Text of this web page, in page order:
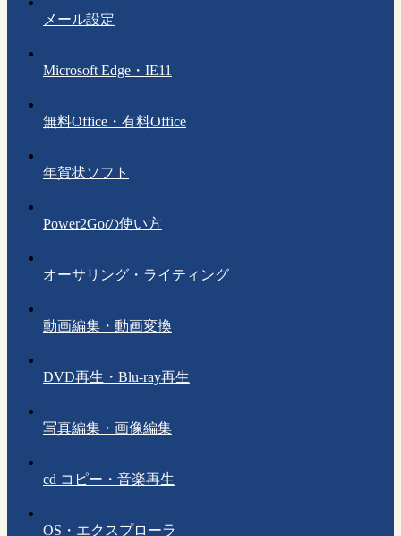
メール設定
Microsoft Edge・IE11
無料Office・有料Office
年賀状ソフト
Power2Goの使い方
オーサリング・ライティング
動画編集・動画変換
DVD再生・Blu-ray再生
写真編集・画像編集
cd コピー・音楽再生
OS・エクスプローラ